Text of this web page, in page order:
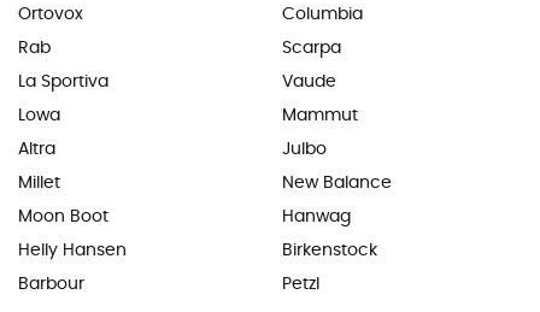
Ortovox
Rab
La Sportiva
Lowa
Altra
Millet
Moon Boot
Helly Hansen
Barbour
Columbia
Scarpa
Vaude
Mammut
Julbo
New Balance
Hanwag
Birkenstock
Petzl